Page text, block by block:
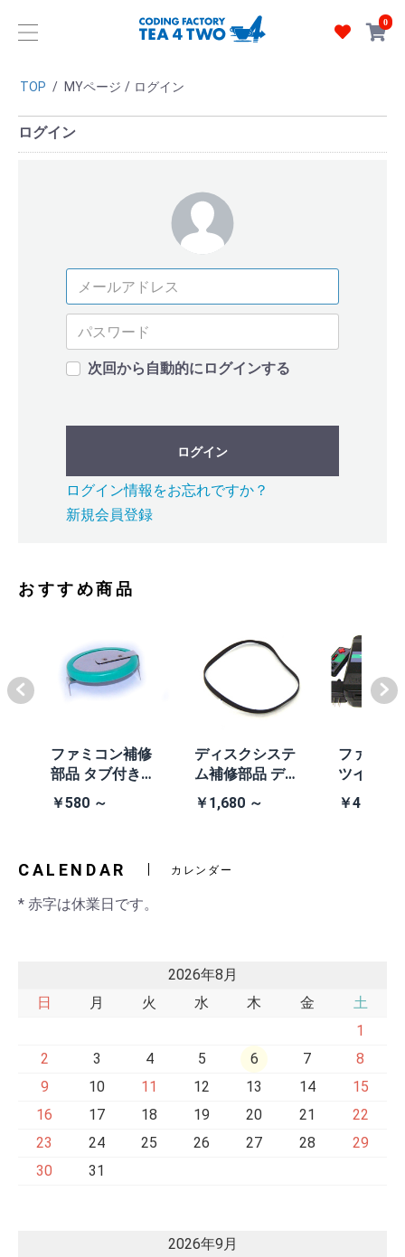
0
TOP / MYページ / ログイン
ログイン
次回から自動的にログインする
ログイン
ログイン情報をお忘れですか？
新規会員登録
おすすめ商品
ファミコン補修
部品 タブ付きコ
イン電池(CR203
￥580 ～
ディスクシステ
ム補修部品 ディ
スクシステム用
交換ベルト
￥1,680 ～
ファミコ
ツインフ
ン本体
￥41,980
CALENDAR カレンダー
* 赤字は休業日です。
2026年8月
日
月 火 水 木 金
土
1
2
3 4 5 6 7
8
9
10 11 12 13 14
15
16
17 18 19 20 21
22
23
24 25 26 27 28
29
30
31
2026年9月